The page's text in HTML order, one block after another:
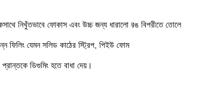
নিখুঁতভাবে ফোকাস এবং উচ্চ জন্য ধারালো রঙ বিপরীতে তোলে
ফিলিং যেমন সলিড কাঠের স্ট্রিপ, পিইউ ফোম
ডিগুমিং হতে বাধা দেয়।